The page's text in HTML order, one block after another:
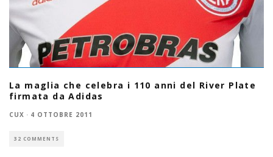
La maglia che celebra i 110 anni del River Plate
firmata da Adidas
CUX · 4 OTTOBRE 2011
32 COMMENTS